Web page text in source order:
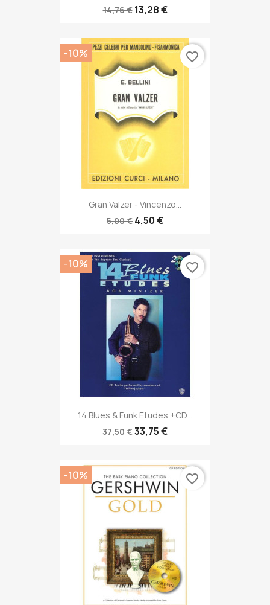
14,76 € 13,28 €
Gran Valzer - Vincenzo...
5,00 € 4,50 €
-10% favorite_border
14 Blues & Funk Etudes +CD...
37,50 €33,75 €
-10% favorite_border
-10% favorite_border